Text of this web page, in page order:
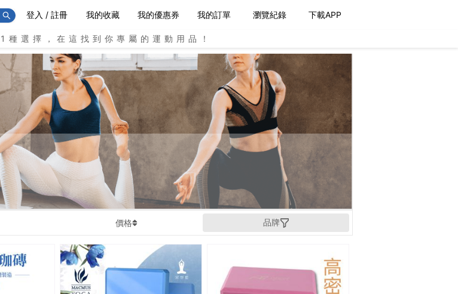
登入 / 註冊 我的收藏 我的優惠券 我的訂單 瀏覽紀錄 下載APP
選擇，在這找到你專屬的運動用品！
價格 品牌